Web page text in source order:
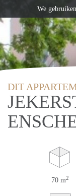
DIT
70 m2
We gebruiken